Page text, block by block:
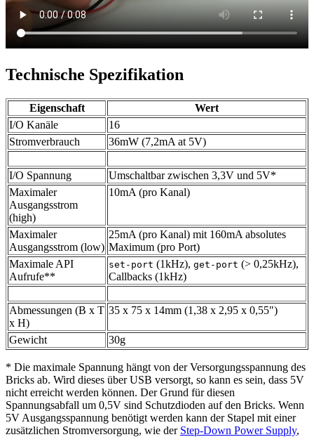
Technische Spezifikation
Eigenschaft
Wert
I/O Kanäle
16
Stromverbrauch
36mW (7,2mA at 5V)
I/O Spannung
Umschaltbar zwischen 3,3V und 5V*
Maximaler
Ausgangsstrom
(high)
10mA (pro Kanal)
Maximaler
Ausgangsstrom (low)
25mA (pro Kanal) mit 160mA absolutes
Maximum (pro Port)
Maximale API
Aufrufe**
set-port (1kHz), get-port (> 0,25kHz),
Callbacks (1kHz)
Abmessungen (B x T
x H)
35 x 75 x 14mm (1,38 x 2,95 x 0,55")
Gewicht 30g
* Die maximale Spannung hängt von der Versorgungsspannung des
Bricks ab. Wird dieses über USB versorgt, so kann es sein, dass 5V
nicht erreicht werden können. Der Grund für diesen
Spannungsabfall um 0,5V sind Schutzdioden auf den Bricks. Wenn
5V Ausgangsspannung benötigt werden kann der Stapel mit einer
zusätzlichen Stromversorgung, wie der Step-Down Power Supply,